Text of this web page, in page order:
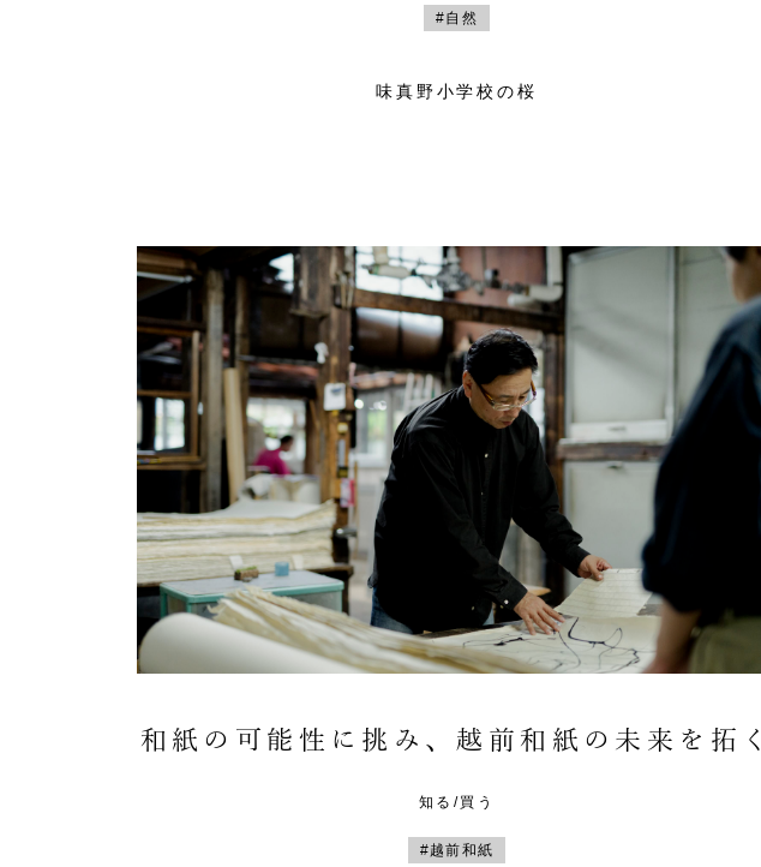
#自然
味真野小学校の桜
和紙の可能性に挑み、越前和紙の未来を拓く
知る/買う
#越前和紙